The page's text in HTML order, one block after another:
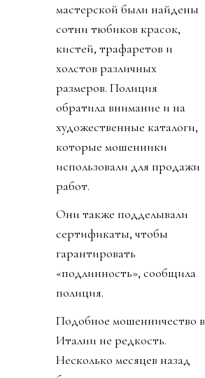
мастерской были найдены
сотни тюбиков красок,
кистей, трафаретов и
холстов различных
размеров. Полиция
обратила внимание и на
художественные каталоги,
которые мошенники
использовали для продажи
работ.
Они также подделывали
сертификаты, чтобы
гарантировать
«подлинность», сообщила
полиция.
Подобное мошенничество в
Италии не редкость.
Несколько месяцев назад